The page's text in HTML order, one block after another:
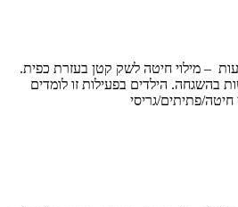
– מילוי חיטה לשק קטן בעזרת כפית.
בהשגחה. הילדים בפעילות זו לומדים
חיטה/פתיתים/גריסי